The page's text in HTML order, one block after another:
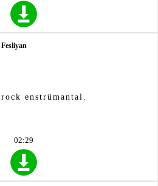
enstrümantal.
02:29